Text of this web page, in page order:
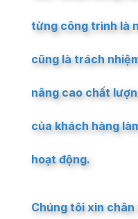
từng công trình là
cũng là trách
nâng cao chất
của khách hàng
hoạt động.
Chúng tôi xin